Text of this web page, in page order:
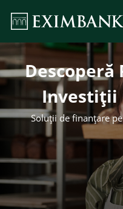
Descoperă
Investiții
Soluții de finanțare